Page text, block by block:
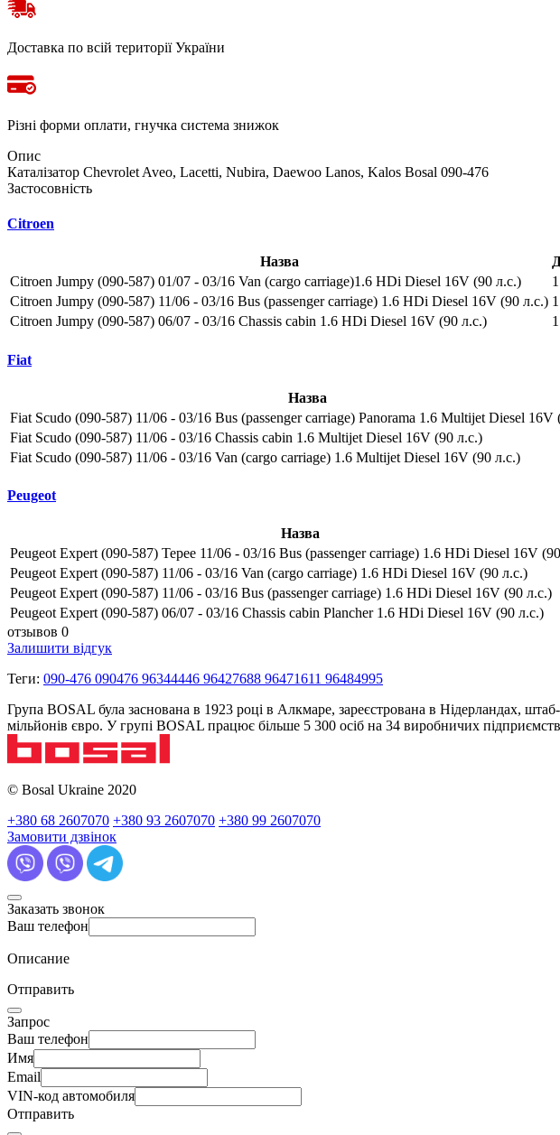
Доставка по всій території України
Різні форми оплати, гнучка система знижок
Опис
Каталізатор Chevrolet Aveo, Lacetti, Nubira, Daewoo Lanos, Kalos Bosal 090-476
Застосовність
Citroen
Назва
Citroen Jumpy (090-587) 01/07 - 03/16 Van (cargo carriage)1.6 HDi Diesel 16V (90 л.с.)
Citroen Jumpy (090-587) 11/06 - 03/16 Bus (passenger carriage) 1.6 HDi Diesel 16V (90 л.с.)
Citroen Jumpy (090-587) 06/07 - 03/16 Chassis cabin 1.6 HDi Diesel 16V (90 л.с.)
Fiat
Назва
Fiat Scudo (090-587) 11/06 - 03/16 Bus (passenger carriage) Panorama 1.6 Multijet Diesel 16V
Fiat Scudo (090-587) 11/06 - 03/16 Chassis cabin 1.6 Multijet Diesel 16V (90 л.с.)
Fiat Scudo (090-587) 11/06 - 03/16 Van (cargo carriage) 1.6 Multijet Diesel 16V (90 л.с.)
Peugeot
Назва
Peugeot Expert (090-587) Tepee 11/06 - 03/16 Bus (passenger carriage) 1.6 HDi Diesel 16V
Peugeot Expert (090-587) 11/06 - 03/16 Van (cargo carriage) 1.6 HDi Diesel 16V (90 л.с.)
Peugeot Expert (090-587) 11/06 - 03/16 Bus (passenger carriage) 1.6 HDi Diesel 16V (90 л.с.)
Peugeot Expert (090-587) 06/07 - 03/16 Chassis cabin Plancher 1.6 HDi Diesel 16V (90 л.с.)
отзывов 0
Залишити відгук
Теги: 090-476 090476 96344446 96427688 96471611 96484995
Група BOSAL була заснована в 1923 році в Алкмаре, зареєстрована в Нідерландах,
мільйонів євро. У групі BOSAL працює більше 5 300 осіб на 34 виробничих
© Bosal Ukraine 2020
+380 68 2607070 +380 93 2607070 +380 99 2607070
Замовити дзвінок
Заказать звонок
Ваш телефон
Описание
Отправить
Запрос
Ваш телефон
Имя
Email
VIN-код автомобиля
Отправить